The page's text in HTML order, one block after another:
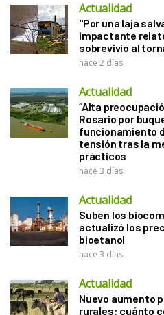
Actualidad
"Por una laja
impactante
sobrevivió al
hace 2 días
Actualidad
“Alta
Rosario por
funcionamiento
tensión tras la
prácticos
hace 3 días
Actualidad
Suben los
actualizó los
bioetanol
hace 3 días
Actualidad
Nuevo aumento
rurales: cuánto